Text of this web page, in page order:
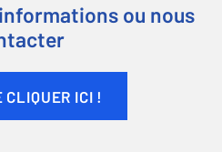
ou nous
CLIQUER ICI !